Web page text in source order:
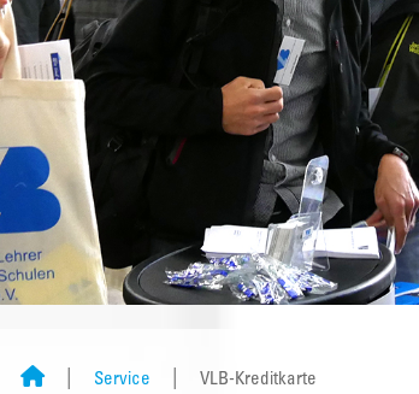
Service VLB-Kreditkarte